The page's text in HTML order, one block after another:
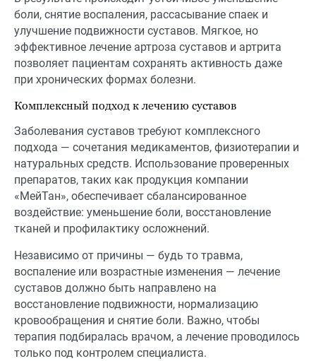
боли, снятие воспаления, рассасывание спаек и
улучшение подвижности суставов. Мягкое, но
эффективное лечение артроза суставов и артрита
позволяет пациентам сохранять активность даже
при хронических формах болезни.
Комплексный подход к лечению суставов
Заболевания суставов требуют комплексного
подхода — сочетания медикаментов, физиотерапии и
натуральных средств. Использование проверенных
препаратов, таких как продукция компании
«МейТан», обеспечивает сбалансированное
воздействие: уменьшение боли, восстановление
тканей и профилактику осложнений.
Независимо от причины — будь то травма,
воспаление или возрастные изменения — лечение
суставов должно быть направлено на
восстановление подвижности, нормализацию
кровообращения и снятие боли. Важно, чтобы
терапия подбиралась врачом, а лечение проводилось
только под контролем специалиста.